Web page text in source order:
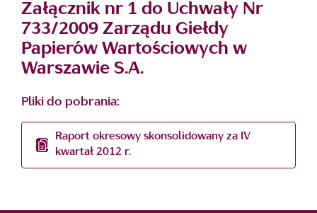
Załącznik nr 1 do Uchwały Nr
733/2009 Zarządu Giełdy
Papierów Wartościowych w
Warszawie S.A.
Pliki do pobrania:
Raport okresowy skonsolidowany za IV
kwartał 2012 r.